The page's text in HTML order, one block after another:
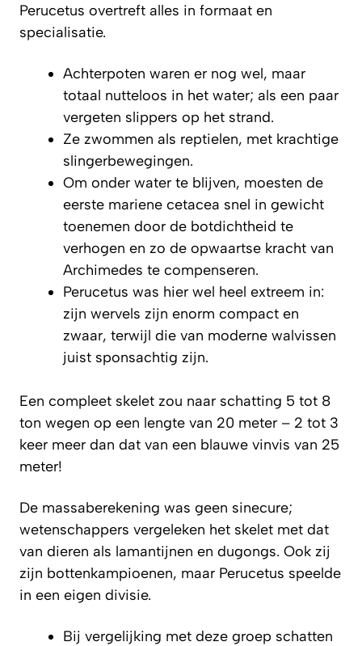
Perucetus overtreft alles in formaat en
specialisatie.
Achterpoten waren er nog wel, maar
totaal nutteloos in het water; als een paar
vergeten slippers op het strand.
Ze zwommen als reptielen, met krachtige
slingerbewegingen.
Om onder water te blijven, moesten de
eerste mariene cetacea snel in gewicht
toenemen door de botdichtheid te
verhogen en zo de opwaartse kracht van
Archimedes te compenseren.
Perucetus was hier wel heel extreem in:
zijn wervels zijn enorm compact en
zwaar, terwijl die van moderne walvissen
juist sponsachtig zijn.
Een compleet skelet zou naar schatting 5 tot 8
ton wegen op een lengte van 20 meter – 2 tot 3
keer meer dan dat van een blauwe vinvis van 25
meter!
De massaberekening was geen sinecure;
wetenschappers vergeleken het skelet met dat
van dieren als lamantijnen en dugongs. Ook zij
zijn bottenkampioenen, maar Perucetus speelde
in een eigen divisie.
Bij vergelijking met deze groep schatten